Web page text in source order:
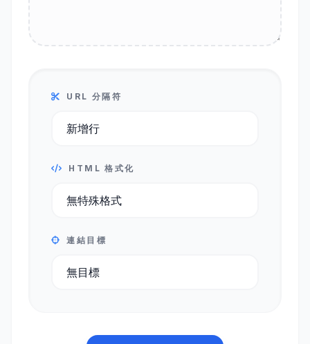
URL 分隔符
HTML 格式化
連結目標